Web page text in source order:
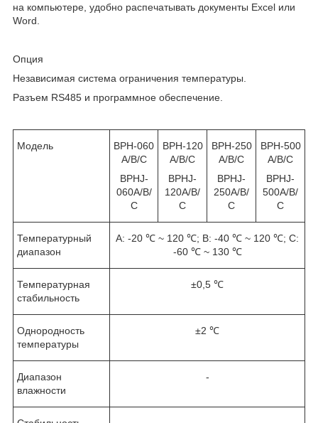
на компьютере, удобно распечатывать документы Excel или
Word.
Опция
Независимая система ограничения температуры.
Разъем RS485 и программное обеспечение.
Модель
ВРН-060
A/В/С
BPHJ-
060A/В/
С
ВРН-120
A/В/С
BPHJ-
120A/В/
С
ВРН-250
A/В/С
BPHJ-
250A/В/
С
ВРН-500
A/В/С
BPHJ-
500A/В/
С
Температурный
диапазон
А: -20 ℃ ~ 120 ℃; B: -40 ℃ ~ 120 ℃; C:
-60 ℃ ~ 130 ℃
Температурная
стабильность
±0,5 ℃
Однородность
температуры
±2 ℃
Диапазон
влажности
-